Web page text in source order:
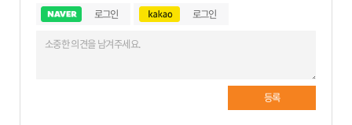
로그인 로그인
등록